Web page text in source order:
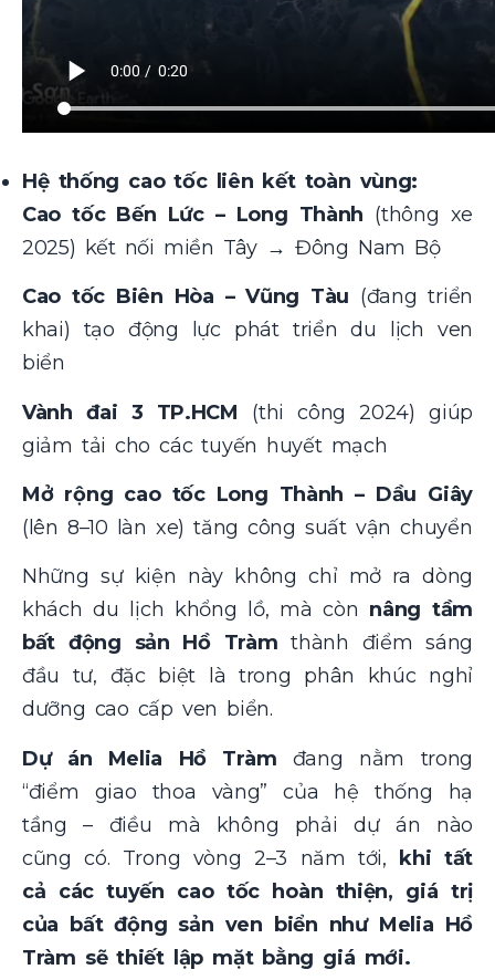
Hệ thống cao tốc liên kết toàn vùng:
Cao tốc Bến Lức – Long Thành (thông xe
2025) kết nối miền Tây → Đông Nam Bộ
Cao tốc Biên Hòa – Vũng Tàu (đang triển
khai) tạo động lực phát triển du lịch ven
biển
Vành đai 3 TP.HCM (thi công 2024) giúp
giảm tải cho các tuyến huyết mạch
Mở rộng cao tốc Long Thành – Dầu Giây
(lên 8–10 làn xe) tăng công suất vận chuyển
Những sự kiện này không chỉ mở ra dòng
khách du lịch khổng lồ, mà còn nâng tầm
bất động sản Hồ Tràm thành điểm sáng
đầu tư, đặc biệt là trong phân khúc nghỉ
dưỡng cao cấp ven biển.
Dự án Melia Hồ Tràm đang nằm trong
“điểm giao thoa vàng” của hệ thống hạ
tầng – điều mà không phải dự án nào
cũng có. Trong vòng 2–3 năm tới,
khi tất
cả các tuyến cao tốc hoàn thiện, giá trị
của bất động sản ven biển như Melia Hồ
Tràm sẽ thiết lập mặt bằng giá mới.